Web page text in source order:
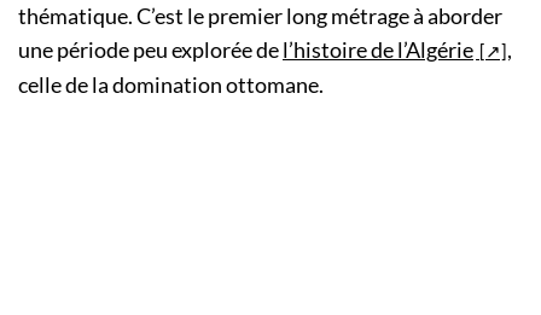
thématique. C’est le premier long métrage à aborder
une période peu explorée del’histoire de l’Algérie
,
celle de la domination ottomane.